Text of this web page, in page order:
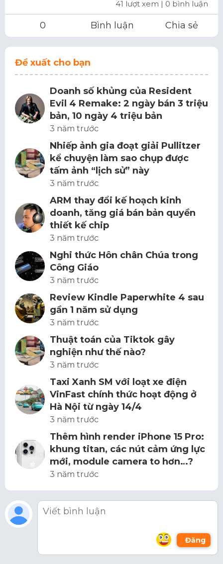
41 lượt xem | 0 bình luận
0 Bình luận Chia sẻ
Đề xuất cho bạn
Doanh số khủng của Resident
Evil 4 Remake: 2 ngày bán 3 triệu
bản, 10 ngày 4 triệu bản
3 năm trước
Nhiếp ảnh gia đoạt giải Pullitzer
kể chuyện làm sao chụp được
tấm ảnh “lịch sử” này
3 năm trước
ARM thay đổi kế hoạch kinh
doanh, tăng giá bán bản quyền
thiết kế chip
3 năm trước
Nghi thức Hôn chân Chúa trong
Công Giáo
3 năm trước
Review Kindle Paperwhite 4 sau
gần 1 năm sử dụng
3 năm trước
Thuật toán của Tiktok gây
nghiện như thế nào?
3 năm trước
Taxi Xanh SM với loạt xe điện
VinFast chính thức hoạt động ở
Hà Nội từ ngày 14/4
3 năm trước
Thêm hình render iPhone 15 Pro:
khung titan, các nút cảm ứng lực
mới, module camera to hơn…?
3 năm trước
Đăng